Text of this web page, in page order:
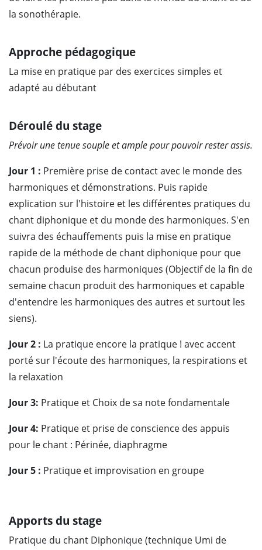
la sonothérapie.
Approche pédagogique
La mise en pratique par des exercices simples et
adapté au débutant
Déroulé du stage
Prévoir une tenue souple et ample pour pouvoir rester assis.
Jour 1 : Première prise de contact avec le monde des
harmoniques et démonstrations. Puis rapide
explication sur l'histoire et les différentes pratiques du
chant diphonique et du monde des harmoniques. S'en
suivra des échauffements puis la mise en pratique
rapide de la méthode de chant diphonique pour que
chacun produise des harmoniques (Objectif de la fin de
semaine chacun produit des harmoniques et capable
d'entendre les harmoniques des autres et surtout les
siens).
Jour 2 : La pratique encore la pratique ! avec accent
porté sur l'écoute des harmoniques, la respirations et
la relaxation
Jour 3: Pratique et Choix de sa note fondamentale
Jour 4: Pratique et prise de conscience des appuis
pour le chant : Périnée, diaphragme
Jour 5 : Pratique et improvisation en groupe
Apports du stage
Pratique du chant Diphonique (technique Umi de